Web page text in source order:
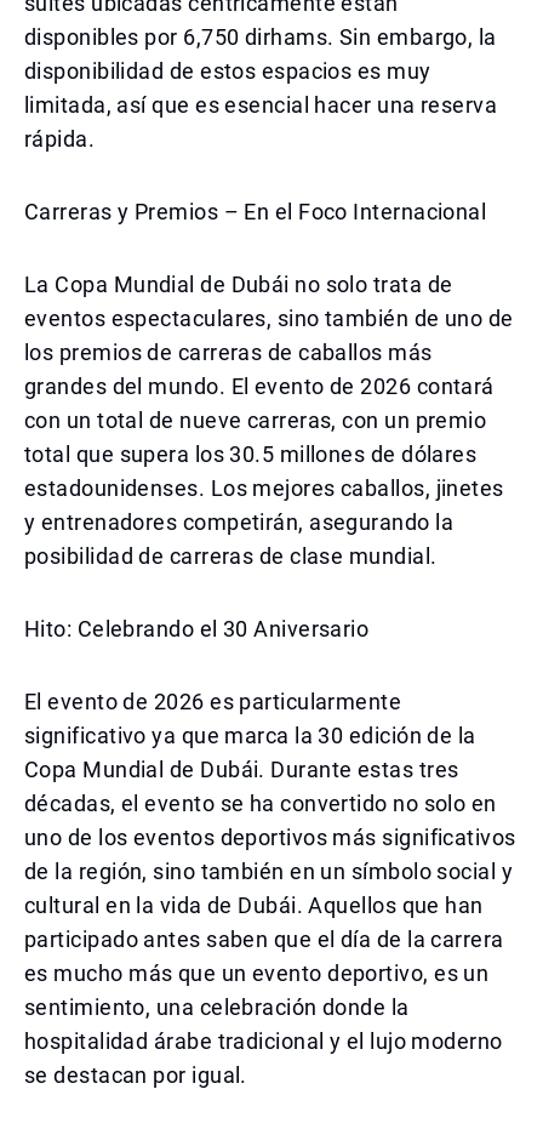
disponibles por 6,750 dirhams. Sin embargo, la
disponibilidad de estos espacios es muy
limitada, así que es esencial hacer una reserva
rápida.
Carreras y Premios – En el Foco Internacional
La Copa Mundial de Dubái no solo trata de
eventos espectaculares, sino también de uno de
los premios de carreras de caballos más
grandes del mundo. El evento de 2026 contará
con un total de nueve carreras, con un premio
total que supera los 30.5 millones de dólares
estadounidenses. Los mejores caballos, jinetes
y entrenadores competirán, asegurando la
posibilidad de carreras de clase mundial.
Hito: Celebrando el 30 Aniversario
El evento de 2026 es particularmente
significativo ya que marca la 30 edición de la
Copa Mundial de Dubái. Durante estas tres
décadas, el evento se ha convertido no solo en
uno de los eventos deportivos más significativos
de la región, sino también en un símbolo social y
cultural en la vida de Dubái. Aquellos que han
participado antes saben que el día de la carrera
es mucho más que un evento deportivo, es un
sentimiento, una celebración donde la
hospitalidad árabe tradicional y el lujo moderno
se destacan por igual.